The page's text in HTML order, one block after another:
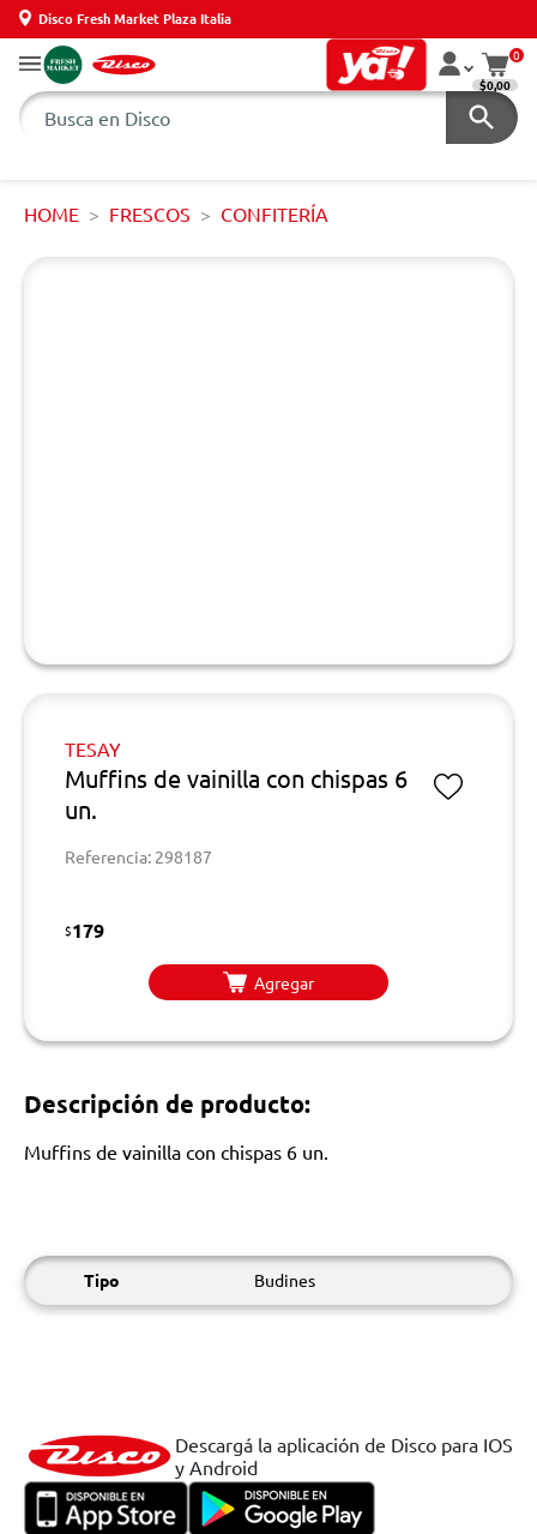
Disco Fresh Market Plaza Italia
0
$0,00
HOME FRESCOS CONFITERÍA
TESAY
Muffins de vainilla con chispas 6
un.
Referencia: 298187
$179
Agregar
Descripción de producto:
Muffins de vainilla con chispas 6 un.
Tipo Budines
Descargá la aplicación de Disco para IOS
y Android